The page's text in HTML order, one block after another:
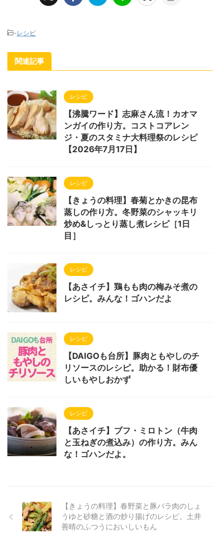
-レシピ
関連記事
レシピ
【沸騰ワード】志麻さん流！カオマ
ンガイの作り方。コストコアレン
ジ・夏のスタミナ大料理祭のレシピ
【2026年7月17日】
レシピ
【きょうの料理】春菊とかきの昆布
蒸しの作り方。冬野菜のシャッキリ
炒め&しっとり蒸し煮レシピ［1日
目］
レシピ
【あさイチ】鶏もも肉の梅みそ煮の
レシピ。みんな！ゴハンだよ
レシピ
【DAIGOも台所】豚肉ともやしのチ
リソースのレシピ。助かる！財布優
しいもやしおかず
レシピ
【あさイチ】ブフ・ミロトン（牛肉
と玉ねぎの煮込み）の作り方。みん
な！ゴハンだよ。
【きょうの料理】春野菜と豚バラ肉のしょ
うゆと砂糖と酒の炒り揚げのレシピ。土井
善晴のふつうにおいしいもん